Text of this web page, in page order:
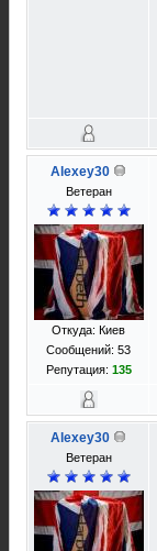
Alexey30
Ветеран
Откуда: Киев
Сообщений: 53
Репутация: 135
Alexey30
Ветеран